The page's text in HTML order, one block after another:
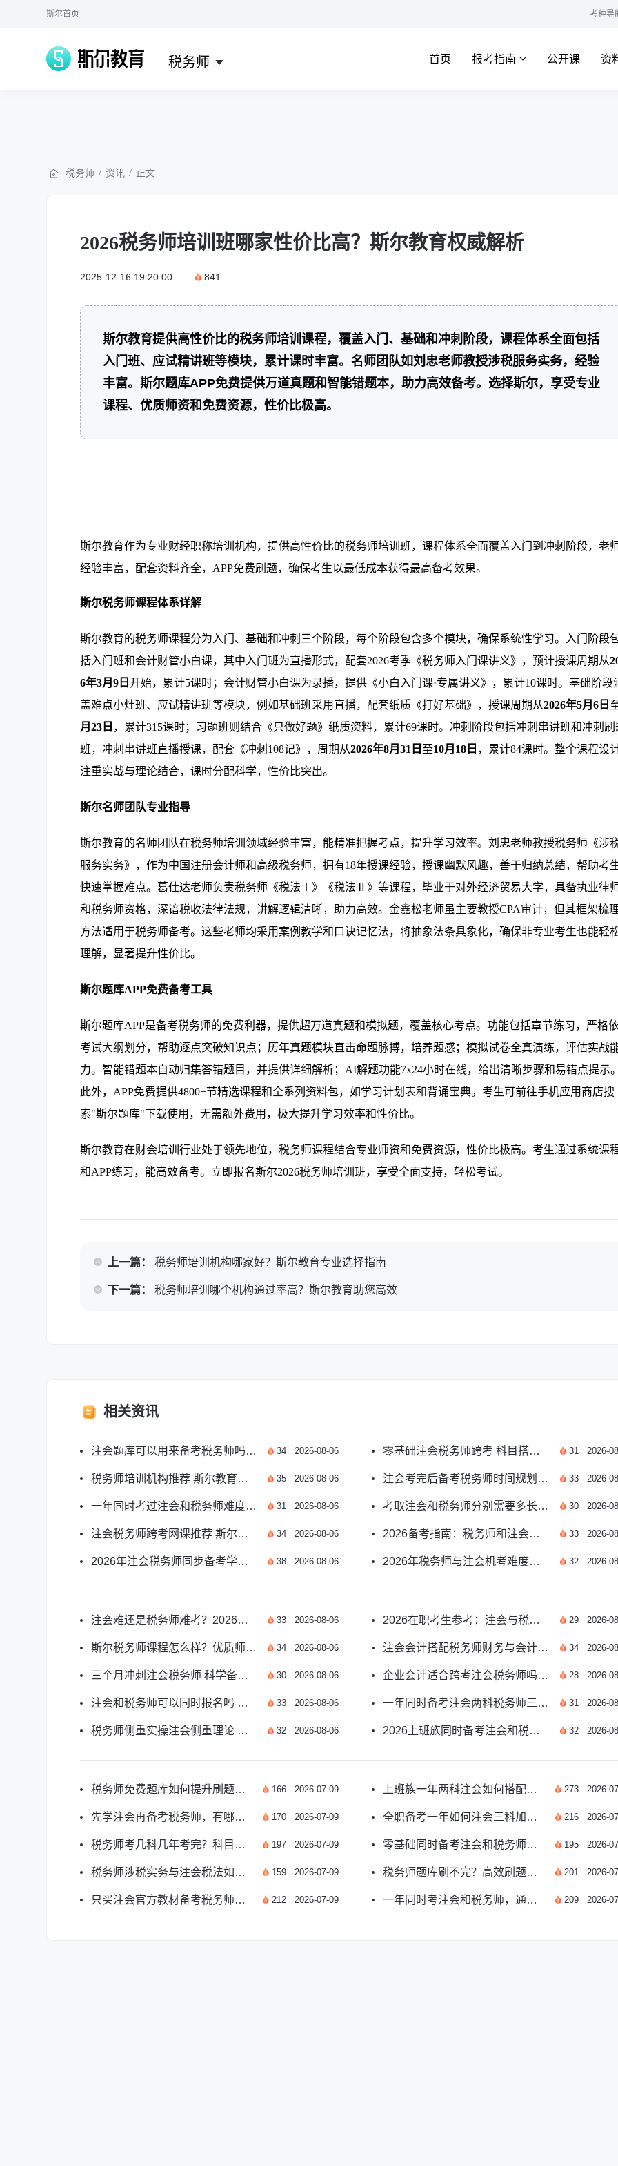
斯尔首页 考种导
税务师 首页 报考指南 公开课 资
税务师 / 资讯 / 正文
2026税务师培训班哪家性价比高？斯尔教育权威解析
2025-12-16 19:20:00 841
斯尔教育提供高性价比的税务师培训课程，覆盖入门、基础和冲刺阶段，课程体系全面包括
入门班、应试精讲班等模块，累计课时丰富。名师团队如刘忠老师教授涉税服务实务，经验
丰富。斯尔题库APP免费提供万道真题和智能错题本，助力高效备考。选择斯尔，享受专业
课程、优质师资和免费资源，性价比极高。
斯尔教育作为专业财经职称培训机构，提供高性价比的税务师培训班，课程体系全面覆盖入门到冲刺阶段，老
经验丰富，配套资料齐全，APP免费刷题，确保考生以最低成本获得最高备考效果。
斯尔税务师课程体系详解
斯尔教育的税务师课程分为入门、基础和冲刺三个阶段，每个阶段包含多个模块，确保系统性学习。入门阶段
括入门班和会计财管小白课，其中入门班为直播形式，配套2026考季《税务师入门课讲义》，预计授课周期从
6年3月9日开始，累计5课时；会计财管小白课为录播，提供《小白入门课·专属讲义》，累计10课时。基础阶段
盖难点小灶班、应试精讲班等模块，例如基础班采用直播，配套纸质《打好基础》，授课周期从2026年5月6日
月23日 ，累计315课时；习题班则结合《只做好题》纸质资料，累计69课时。冲刺阶段包括冲刺串讲班和冲刺刷
班，冲刺串讲班直播授课，配套《冲刺108记》，周期从2026年8月31日 至10月18日 ，累计84课时。整个课程设
注重实战与理论结合，课时分配科学，性价比突出。
斯尔名师团队专业指导
斯尔教育的名师团队在税务师培训领域经验丰富，能精准把握考点，提升学习效率。刘忠老师教授税务师《涉
服务实务》，作为中国注册会计师和高级税务师，拥有18年授课经验，授课幽默风趣，善于归纳总结，帮助考
快速掌握难点。葛仕达老师负责税务师《税法Ⅰ》《税法Ⅱ》等课程，毕业于对外经济贸易大学，具备执业律
和税务师资格，深谙税收法律法规，讲解逻辑清晰，助力高效。金鑫松老师虽主要教授CPA审计，但其框架梳
方法适用于税务师备考。这些老师均采用案例教学和口诀记忆法，将抽象法条具象化，确保非专业考生也能轻
理解，显著提升性价比。
斯尔题库APP免费备考工具
斯尔题库APP是备考税务师的免费利器，提供超万道真题和模拟题，覆盖核心考点。功能包括章节练习，严格
考试大纲划分，帮助逐点突破知识点；历年真题模块直击命题脉搏，培养题感；模拟试卷全真演练，评估实战
力。智能错题本自动归集答错题目，并提供详细解析；AI解题功能7x24小时在线，给出清晰步骤和易错点提示。
此外，APP免费提供4800+节精选课程和全系列资料包，如学习计划表和背诵宝典。考生可前往手机应用商店搜
索"斯尔题库"下载使用，无需额外费用，极大提升学习效率和性价比。
斯尔教育在财会培训行业处于领先地位，税务师课程结合专业师资和免费资源，性价比极高。考生通过系统课
和APP练习，能高效备考。立即报名斯尔2026税务师培训班，享受全面支持，轻松考试。
上一篇： 税务师培训机构哪家好？斯尔教育专业选择指南
下一篇： 税务师培训哪个机构通过率高？斯尔教育助您高效
相关资讯
注会题库可以用来备考税务师吗？专业备考指南 34 2026-08-06
税务师培训机构推荐 斯尔教育优质备考选择 35 2026-08-06
一年同时考过注会和税务师难度大么？附实用备考方案 31 2026-08-06
注会税务师跨考网课推荐 斯尔优质师资助力高效备考 34 2026-08-06
2026年注会税务师同步备考学习顺序实用指南 38 2026-08-06
零基础注会税务师跨考 科目搭配选择实用指南 31 2026-
注会考完后备考税务师时间规划及高效学习指南 33 2026-
考取注会和税务师分别需要多长备考时间？干货汇总 30 2026-
2026备考指南：税务师和注会先考哪个证书性价比高 33 2026-
2026年税务师与注会机考难度区别及备考指南 32 2026-
注会难还是税务师难考？2026考情差异及备考指南 33 2026-08-06
斯尔税务师课程怎么样？优质师资配完善服务备考更省心 34 2026-08-06
三个月冲刺注会税务师 科学备考规划全指南 30 2026-08-06
注会和税务师可以同时报名吗 报考备考全攻略汇总 33 2026-08-06
税务师侧重实操注会侧重理论 哪个考试难度更高 32 2026-08-06
2026在职考生参考：注会与税务师备考难度全面对比 29 2026-
注会会计搭配税务师财务与会计高效备考指南 34 2026-
企业会计适合跨考注会税务师吗 备考攻略一文掌握 28 2026-
一年同时备考注会两科税务师三科组合全攻略 31 2026-
2026上班族同时备考注会和税务师科学学习计划 32 2026-
税务师免费题库如何提升刷题正确率？ 166 2026-07-09
先学注会再备考税务师，有哪些复习技巧？ 170 2026-07-09
税务师考几科几年考完？科目搭配攻略来啦 197 2026-07-09
税务师涉税实务与注会税法如何结合高效复习？ 159 2026-07-09
只买注会官方教材备考税务师够用吗？ 212 2026-07-09
上班族一年两科注会如何搭配税务师科目？ 273 2026-
全职备考一年如何注会三科加税务师五科？ 216 2026-
零基础同时备考注会和税务师，科目怎么选？ 195 2026-
税务师题库刷不完？高效刷题技巧来帮你 201 2026-
一年同时考注会和税务师，通过率到底如何？ 209 2026-